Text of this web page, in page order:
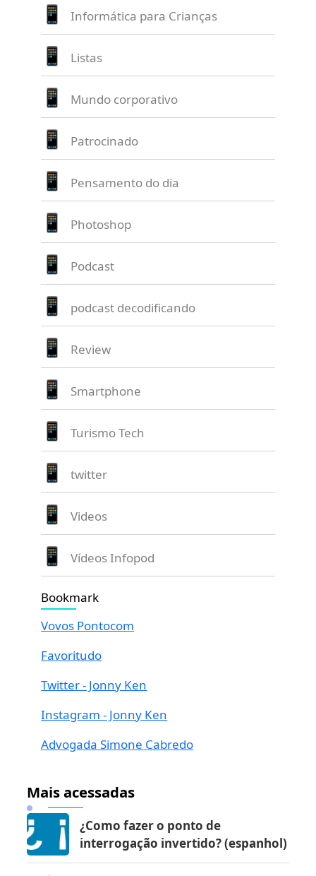
Informática para Crianças
Listas
Mundo corporativo
Patrocinado
Pensamento do dia
Photoshop
Podcast
podcast decodificando
Review
Smartphone
Turismo Tech
twitter
Videos
Vídeos Infopod
Bookmark
Vovos Pontocom
Favoritudo
Twitter - Jonny Ken
Instagram - Jonny Ken
Advogada Simone Cabredo
Mais acessadas
¿Como fazer o ponto de
interrogação invertido? (espanhol)